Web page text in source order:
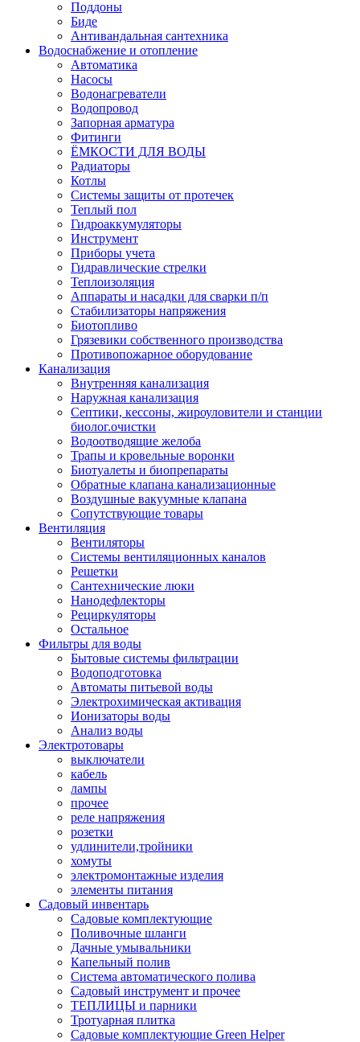
Поддоны
Биде
Антивандальная сантехника
Водоснабжение и отопление
Автоматика
Насосы
Водонагреватели
Водопровод
Запорная арматура
Фитинги
ЁМКОСТИ ДЛЯ ВОДЫ
Радиаторы
Котлы
Системы защиты от протечек
Теплый пол
Гидроаккумуляторы
Инструмент
Приборы учета
Гидравлические стрелки
Теплоизоляция
Аппараты и насадки для сварки п/п
Стабилизаторы напряжения
Биотопливо
Грязевики собственного производства
Противопожарное оборудование
Канализация
Внутренняя канализация
Наружная канализация
Септики, кессоны, жироуловители и станции
биолог.очистки
Водоотводящие желоба
Трапы и кровельные воронки
Биотуалеты и биопрепараты
Обратные клапана канализационные
Воздушные вакуумные клапана
Сопутствующие товары
Вентиляция
Вентиляторы
Системы вентиляционных каналов
Решетки
Сантехнические люки
Нанодефлекторы
Рециркуляторы
Остальное
Фильтры для воды
Бытовые системы фильтрации
Водоподготовка
Автоматы питьевой воды
Электрохимическая активация
Ионизаторы воды
Анализ воды
Электротовары
выключатели
кабель
лампы
прочее
реле напряжения
розетки
удлинители,тройники
хомуты
электромонтажные изделия
элементы питания
Садовый инвентарь
Садовые комплектующие
Поливочные шланги
Дачные умывальники
Капельный полив
Система автоматического полива
Садовый инструмент и прочее
ТЕПЛИЦЫ и парники
Тротуарная плитка
Садовые комплектующие Green Helper